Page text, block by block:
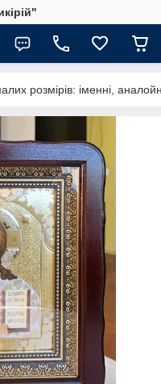
розмірів: іменні,